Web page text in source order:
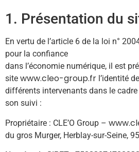
1. Présentation du
En vertu de l’article 6 de la loi n°
pour la confiance
dans l’économie numérique, il est
site www.cleo-group.fr l’identité
différents intervenants dans le
son suivi :
Propriétaire : CLE’O Group –
du gros Murger, Herblay-sur-Seine,